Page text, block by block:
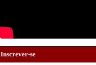
Inscrever-se